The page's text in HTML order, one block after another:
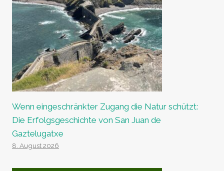
Wenn eingeschränkter Zugang die Natur schützt:
Die Erfolgsgeschichte von San Juan de
Gaztelugatxe
8. August 2026